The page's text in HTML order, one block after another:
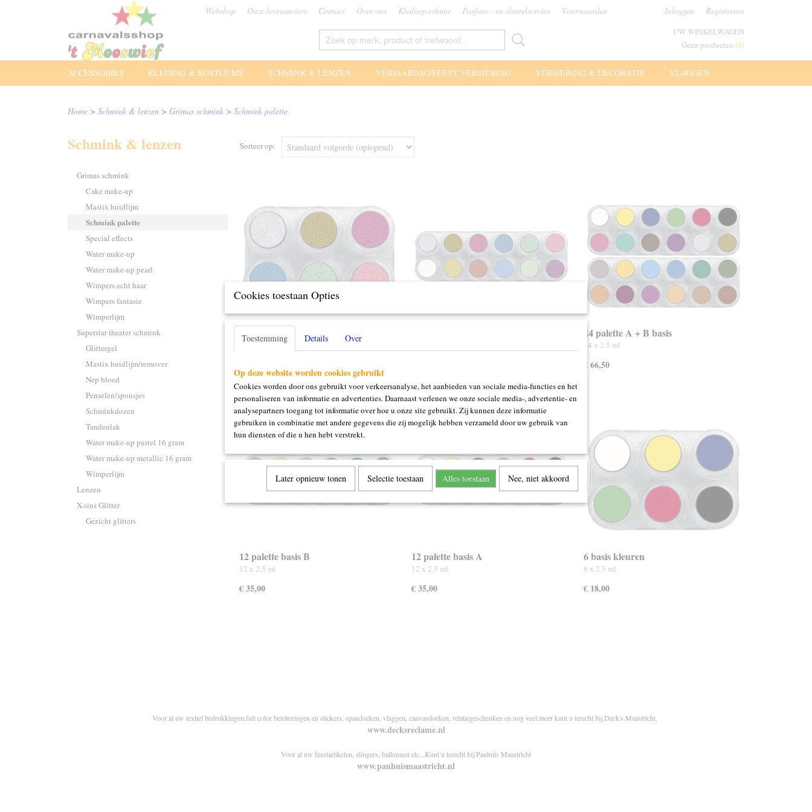
Webshop Onze leveranciers Contact Over ons Kledingverhuur Pasfoto - en sleutelservice Voorwaarden Inloggen Registreren
UW WINKELWAGEN
Geen producten (0)
ACCESSOIRES KLEDING & KOSTUUMS SCHMINK & LENZEN VERJAARDAG/FEEST VERSIERING VERSIERING & DECORATIE VLAGGEN
Home > Schmink & lenzen > Grimas schmink > Schmink palette
Schmink & lenzen
Grimas schmink
Cake make-up
Mastix huidlijm
Schmink palette
Special effects
Water make-up
Water make-up pearl
Wimpers echt haar
Wimpers fantasie
Wimperlijm
Superstar theater schmink
Glittergel
Mastix huidlijm/remover
Nep bloed
Penselen/sponsjes
Schminkdozen
Tandenlak
Water make-up pastel 16 gram
Water make-up metallic 16 gram
Wimperlijm
Lenzen
X-sins Glitter
Gezicht glitters
Sorteer op:
6 kleuren pearl
6 x 2.5 ml
24 palette A + B basis
24 x 2.5 ml
€ 66,50
12 palette basis B
12 x 2.5 ml
€ 35,00
12 palette basis A
12 x 2.5 ml
€ 35,00
6 basis kleuren
6 x 2.5 ml
€ 18,00
Voor al uw textiel bedrukkingen,full color beletteringen en stickers, spandoeken, vlaggen, canvasdoeken, relatiegeschenken en nog veel meer kunt u terecht bij Deck's Maastricht.
www.decksreclame.nl
Voor al uw feestartikelen, slingers, ballonnen etc...Kunt u terecht bij Panhuis Maastricht
www.panhuismaastricht.nl
Cookies toestaan Opties
Toestemming Details Over
Op deze website worden cookies gebruikt
Cookies worden door ons gebruikt voor verkeersanalyse, het aanbieden van sociale media-functies en het
personaliseren van informatie en advertenties. Daarnaast verlenen we onze sociale media-, advertentie- en
analysepartners toegang tot informatie over hoe u onze site gebruikt. Zij kunnen deze informatie
gebruiken in combinatie met andere gegevens die zij mogelijk hebben verzameld door uw gebruik van
hun diensten of die u hen hebt verstrekt.
Later opnieuw tonen Selectie toestaan Alles toestaan Nee, niet akkoord